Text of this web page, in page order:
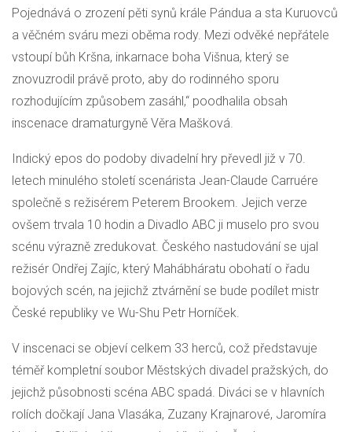
Pojednává o zrození pěti synů krále Pándua a sta Kuruovců
a věčném sváru mezi oběma rody. Mezi odvěké nepřátele
vstoupí bůh Kršna, inkarnace boha Višnua, který se
znovuzrodil právě proto, aby do rodinného sporu
rozhodujícím způsobem zasáhl,“ poodhalila obsah
inscenace dramaturgyně Věra Mašková.
Indický epos do podoby divadelní hry převedl již v 70.
letech minulého století scenárista Jean-Claude Carruére
společně s režisérem Peterem Brookem. Jejich verze
ovšem trvala 10 hodin a Divadlo ABC ji muselo pro svou
scénu výrazně zredukovat. Českého nastudování se ujal
režisér Ondřej Zajíc, který Mahábháratu obohatí o řadu
bojových scén, na jejichž ztvárnění se bude podílet mistr
České republiky ve Wu-Shu Petr Horníček.
V inscenaci se objeví celkem 33 herců, což představuje
téměř kompletní soubor Městských divadel pražských, do
jejichž působnosti scéna ABC spadá. Diváci se v hlavních
rolích dočkají Jana Vlasáka, Zuzany Krajnarové, Jaromíra